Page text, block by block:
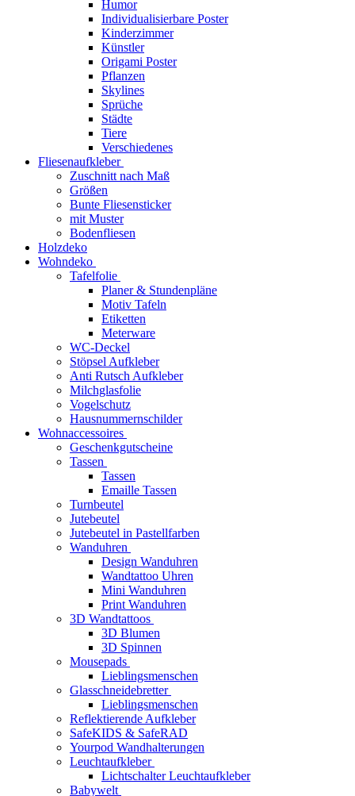
Humor
Individualisierbare Poster
Kinderzimmer
Künstler
Origami Poster
Pflanzen
Skylines
Sprüche
Städte
Tiere
Verschiedenes
Fliesenaufkleber
Zuschnitt nach Maß
Größen
Bunte Fliesensticker
mit Muster
Bodenfliesen
Holzdeko
Wohndeko
Tafelfolie
Planer & Stundenpläne
Motiv Tafeln
Etiketten
Meterware
WC-Deckel
Stöpsel Aufkleber
Anti Rutsch Aufkleber
Milchglasfolie
Vogelschutz
Hausnummernschilder
Wohnaccessoires
Geschenkgutscheine
Tassen
Tassen
Emaille Tassen
Turnbeutel
Jutebeutel
Jutebeutel in Pastellfarben
Wanduhren
Design Wanduhren
Wandtattoo Uhren
Mini Wanduhren
Print Wanduhren
3D Wandtattoos
3D Blumen
3D Spinnen
Mousepads
Lieblingsmenschen
Glasschneidebretter
Lieblingsmenschen
Reflektierende Aufkleber
SafeKIDS & SafeRAD
Yourpod Wandhalterungen
Leuchtaufkleber
Lichtschalter Leuchtaufkleber
Babywelt